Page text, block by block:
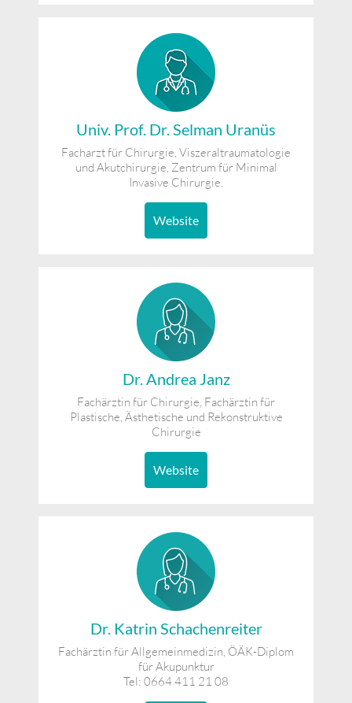
Univ. Prof. Dr. Selman Uranüs
Facharzt für Chirurgie, Viszeraltraumatologie
und Akutchirurgie, Zentrum für Minimal
Invasive Chirurgie.
Website
Dr. Andrea Janz
Fachärztin für Chirurgie, Fachärztin für
Plastische, Ästhetische und Rekonstruktive
Chirurgie
Website
Dr. Katrin Schachenreiter
Fachärztin für Allgemeinmedizin, ÖÄK-Diplom
für Akupunktur
Tel: 0664 411 21 08